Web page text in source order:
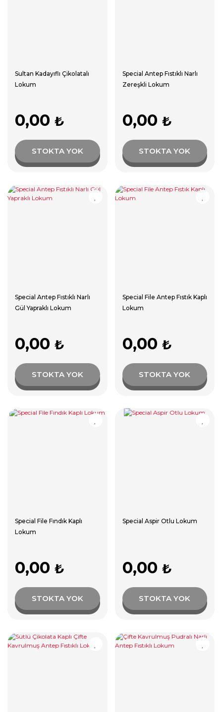
Sultan Kadayıflı Çikolatalı
Lokum
0,00 ₺
STOKTA YOK
Special Antep Fıstıklı Narlı
Zereşkli Lokum
0,00 ₺
STOKTA YOK
Special Antep Fıstıklı Narlı
Gül Yapraklı Lokum
0,00 ₺
STOKTA YOK
Special File Antep Fıstık Kaplı
Lokum
0,00 ₺
STOKTA YOK
Special File Fındık Kaplı
Lokum
0,00 ₺
STOKTA YOK
Special Aspir Otlu Lokum
0,00 ₺
STOKTA YOK